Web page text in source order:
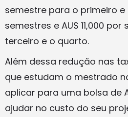
semestre para o primeiro e
semestres e AU$ 11,000
terceiro e o quarto.
Além dessa redução nas
que estudam o mestrado
aplicar para uma bolsa de
ajudar no custo do seu